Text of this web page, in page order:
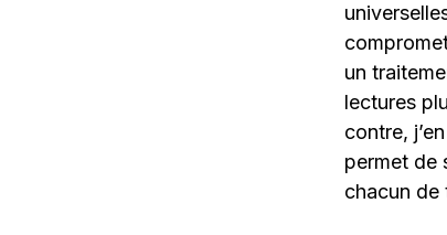
un
lectures
contre,
permet de
chacun de